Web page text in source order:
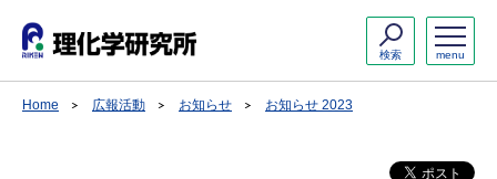
menu
検索
Home 広報活動 お知らせ お知らせ 2023